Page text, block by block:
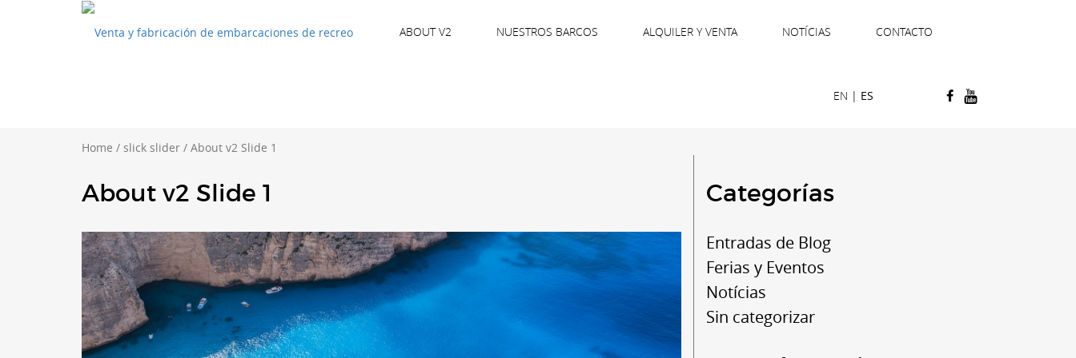
ABOUT V2 NUESTROS BARCOS ALQUILER Y VENTA NOTÍCIAS CONTACTO
EN | ES
Home / slick slider / About v2 Slide 1
About v2 Slide 1 Categorías
Entradas de Blog
Ferias y Eventos
Notícias
Sin categorizar